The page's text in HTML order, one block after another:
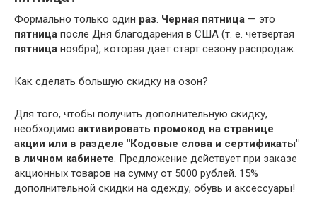
Формально только один раз. Черная пятница — это
пятница после Дня благодарения в США (т. е. четвертая
пятница ноября), которая дает старт сезону распродаж.
Как сделать большую скидку на озон?
Для того, чтобы получить дополнительную скидку,
необходимо активировать промокод на странице
акции или в разделе "Кодовые слова и сертификаты"
в личном кабинете. Предложение действует при заказе
акционных товаров на сумму от 5000 рублей. 15%
дополнительной скидки на одежду, обувь и аксессуары!